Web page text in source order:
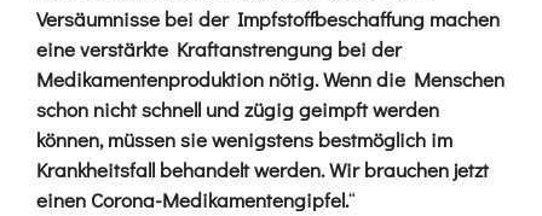
Versäumnisse bei der Impfstoffbeschaffung machen
eine verstärkte Kraftanstrengung bei der
Medikamentenproduktion nötig. Wenn die Menschen
schon nicht schnell und zügig geimpft werden
können, müssen sie wenigstens bestmöglich im
Krankheitsfall behandelt werden. Wir brauchen jetzt
einen Corona-Medikamentengipfel.“